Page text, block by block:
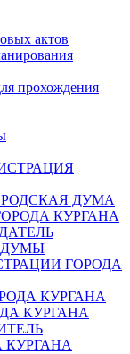
актов
прохождения
ДУМА
КУРГАНА
ДУМЫ
ГОРОДА
КУРГАНА
КУРГАНА